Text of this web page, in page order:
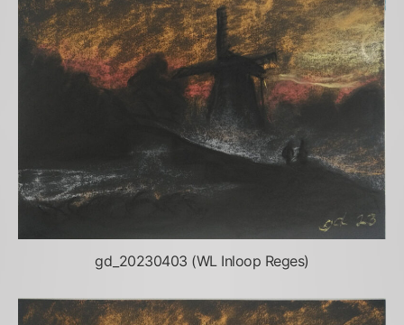
gd_20230403 (WL Inloop Reges)